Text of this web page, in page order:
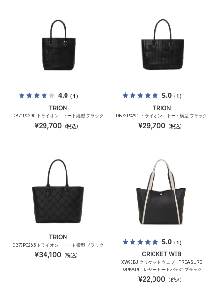
4.0（1）
TRION
DB71PC290 トライオン トート縦型 ブラック
¥29,700（税込）
5.0（1）
TRION
DB72PC291 トライオン トート横型 ブラック
¥29,700（税込）
TRION
DB78PC265 トライオン トート横型 ブラック
¥34,100 （税込）
5.0（1）
CRICKET WEB
XW90BJ クリケットウェブ TREASURE
TOPKAPI レザートートバッグ ブラック
¥22,000（税込）